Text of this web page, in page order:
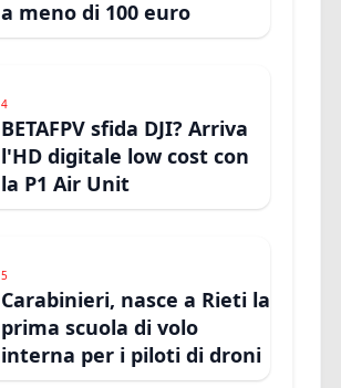
a meno di 100 euro
4
BETAFPV sfida DJI? Arriva
l'HD digitale low cost con
la P1 Air Unit
5
Carabinieri, nasce a Rieti la
prima scuola di volo
interna per i piloti di droni